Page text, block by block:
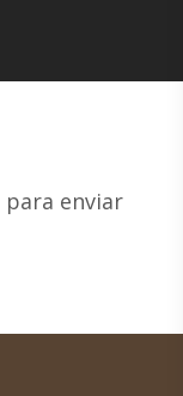
para enviar